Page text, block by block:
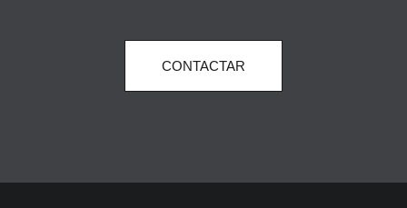
CONTACTAR